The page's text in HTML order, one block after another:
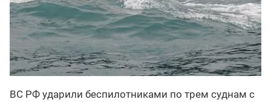
ВС РФ ударили беспилотниками по трем суднам с